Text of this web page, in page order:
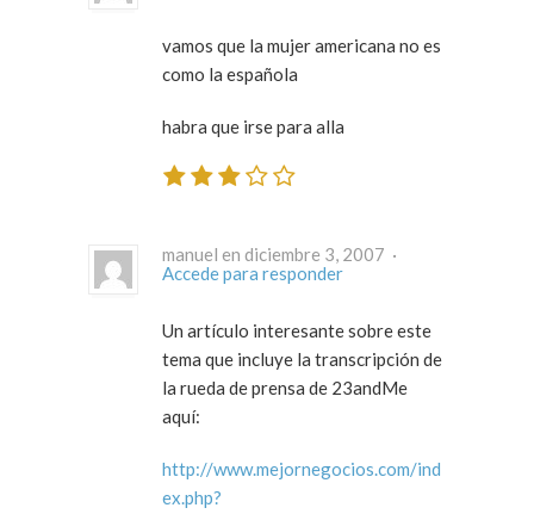
vamos que la mujer americana no es
como la española
habra que irse para alla
manuel en diciembre 3, 2007 ·
Accede para responder
Un artículo interesante sobre este
tema que incluye la transcripción de
la rueda de prensa de 23andMe
aquí:
http://www.mejornegocios.com/ind
ex.php?